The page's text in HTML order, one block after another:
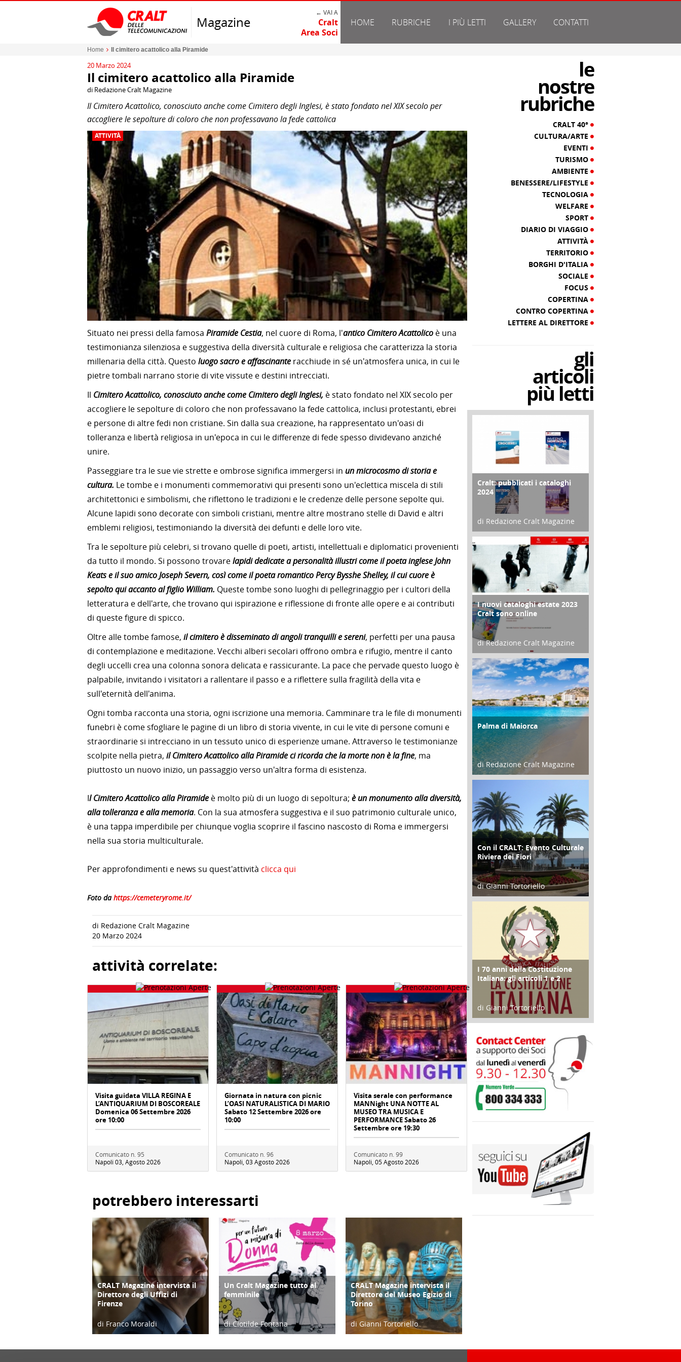
Magazine
← VAI A
Cralt
Area Soci
HOME RUBRICHE I PIÙ LETTI GALLERY CONTATTI
Home Il cimitero acattolico alla Piramide
20 Marzo 2024
Il cimitero acattolico alla Piramide
di Redazione Cralt Magazine
Il Cimitero Acattolico, conosciuto anche come Cimitero degli Inglesi, è stato fondato nel XIX secolo per
accogliere le sepolture di coloro che non professavano la fede cattolica
ATTIVITÀ
Situato nei pressi della famosa Piramide Cestia, nel cuore di Roma, l'antico Cimitero Acattolico è una
testimonianza silenziosa e suggestiva della diversità culturale e religiosa che caratterizza la storia
millenaria della città. Questo luogo sacro e affascinante racchiude in sé un'atmosfera unica, in cui le
pietre tombali narrano storie di vite vissute e destini intrecciati.
Il Cimitero Acattolico, conosciuto anche come Cimitero degli Inglesi, è stato fondato nel XIX secolo per
accogliere le sepolture di coloro che non professavano la fede cattolica, inclusi protestanti, ebrei
e persone di altre fedi non cristiane. Sin dalla sua creazione, ha rappresentato un'oasi di
tolleranza e libertà religiosa in un'epoca in cui le differenze di fede spesso dividevano anziché
unire.
Passeggiare tra le sue vie strette e ombrose significa immergersi in un microcosmo di storia e
cultura. Le tombe e i monumenti commemorativi qui presenti sono un'eclettica miscela di stili
architettonici e simbolismi, che riflettono le tradizioni e le credenze delle persone sepolte qui.
Alcune lapidi sono decorate con simboli cristiani, mentre altre mostrano stelle di David e altri
emblemi religiosi, testimoniando la diversità dei defunti e delle loro vite.
Tra le sepolture più celebri, si trovano quelle di poeti, artisti, intellettuali e diplomatici provenienti
da tutto il mondo. Si possono trovarelapidi dedicate a personalità illustri come il poeta inglese John
Keats e il suo amico Joseph Severn, così come il poeta romantico Percy Bysshe Shelley, il cui cuore è
sepolto qui accanto al figlio William. Queste tombe sono luoghi di pellegrinaggio per i cultori della
letteratura e dell'arte, che trovano qui ispirazione e riflessione di fronte alle opere e ai contributi
di queste figure di spicco.
Oltre alle tombe famose, il cimitero è disseminato di angoli tranquilli e sereni, perfetti per una pausa
di contemplazione e meditazione. Vecchi alberi secolari offrono ombra e rifugio, mentre il canto
degli uccelli crea una colonna sonora delicata e rassicurante. La pace che pervade questo luogo è
palpabile, invitando i visitatori a rallentare il passo e a riflettere sulla fragilità della vita e
sull'eternità dell'anima.
Ogni tomba racconta una storia, ogni iscrizione una memoria. Camminare tra le file di monumenti
funebri è come sfogliare le pagine di un libro di storia vivente, in cui le vite di persone comuni e
straordinarie si intrecciano in un tessuto unico di esperienze umane. Attraverso le testimonianze
scolpite nella pietra, il Cimitero Acattolico alla Piramide ci ricorda che la morte non è la fine, ma
piuttosto un nuovo inizio, un passaggio verso un'altra forma di esistenza.
Il Cimitero Acattolico alla Piramide è molto più di un luogo di sepoltura; è un monumento alla diversità,
alla tolleranza e alla memoria. Con la sua atmosfera suggestiva e il suo patrimonio culturale unico,
è una tappa imperdibile per chiunque voglia scoprire il fascino nascosto di Roma e immergersi
nella sua storia multiculturale.
Per approfondimenti e news su quest'attività clicca qui
Foto dahttps://cemeteryrome.it/
di Redazione Cralt Magazine
20 Marzo 2024
attività correlate:
Visita guidata VILLA REGINA E
L’ANTIQUARIUM DI BOSCOREALE
Domenica 06 Settembre 2026
ore 10:00
Comunicato n. 95
Napoli 03, Agosto 2026
Giornata in natura con picnic
L’OASI NATURALISTICA DI MARIO
Sabato 12 Settembre 2026 ore
10:00
Comunicato n. 96
Napoli, 03 Agosto 2026
Visita serale con performance
MANNight UNA NOTTE AL
MUSEO TRA MUSICA E
PERFORMANCE Sabato 26
Settembre ore 19:30
Comunicato n. 99
Napoli, 05 Agosto 2026
potrebbero interessarti
COPERTINA
CRALT Magazine intervista il
Direttore degli Uffizi di
Firenze
di Franco Moraldi
COPERTINA
Un Cralt Magazine tutto al
femminile
di Clotilde Fontana
COPERTINA
CRALT Magazine intervista il
Direttore del Museo Egizio di
Torino
di Gianni Tortoriello
le
nostre
rubriche
CRALT 40°
CULTURA/ARTE
EVENTI
TURISMO
AMBIENTE
BENESSERE/LIFESTYLE
TECNOLOGIA
WELFARE
SPORT
DIARIO DI VIAGGIO
ATTIVITÀ
TERRITORIO
BORGHI D'ITALIA
SOCIALE
FOCUS
COPERTINA
CONTRO COPERTINA
LETTERE AL DIRETTORE
gli
articoli
più letti
COPERTINA
Cralt: pubblicati i cataloghi
2024
di Redazione Cralt Magazine
21 Novembre 2023
CONTRO COPERTINA
I nuovi cataloghi estate 2023
Cralt sono online
di Redazione Cralt Magazine
07 Marzo 2023
ATTIVITÀ
Palma di Maiorca
di Redazione Cralt Magazine
25 Giugno 2016
ATTIVITÀ
Con il CRALT: Evento Culturale
Riviera dei Fiori
di Gianni Tortoriello
16 Febbraio 2018
FOCUS
I 70 anni della Costituzione
Italiana: gli articoli 1 e 2
di Gianni Tortoriello
17 Marzo 2018